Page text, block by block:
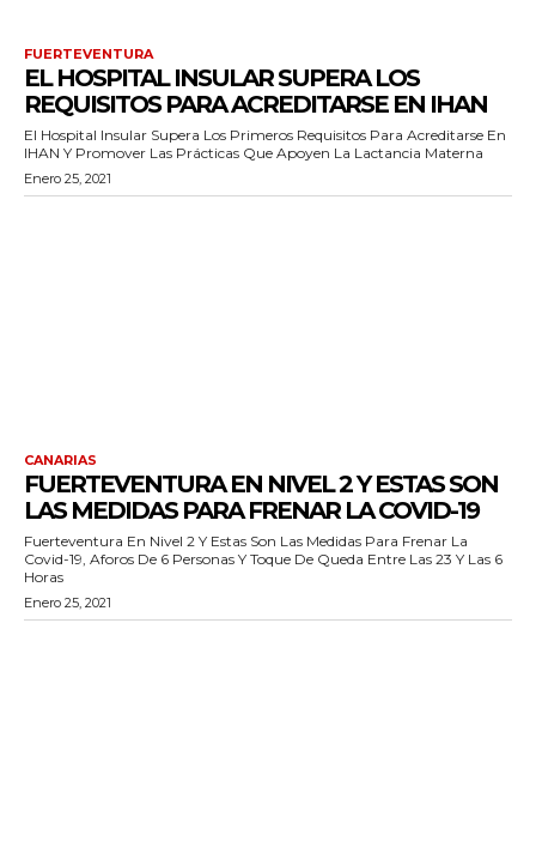
FUERTEVENTURA
EL HOSPITAL INSULAR SUPERA LOS
REQUISITOS PARA ACREDITARSE EN IHAN
El Hospital Insular Supera Los Primeros Requisitos Para Acreditarse En
IHAN Y Promover Las Prácticas Que Apoyen La Lactancia Materna
Enero 25, 2021
CANARIAS
FUERTEVENTURA EN NIVEL 2 Y ESTAS SON
LAS MEDIDAS PARA FRENAR LA COVID-19
Fuerteventura En Nivel 2 Y Estas Son Las Medidas Para Frenar La
Covid-19, Aforos De 6 Personas Y Toque De Queda Entre Las 23 Y Las 6
Horas
Enero 25, 2021